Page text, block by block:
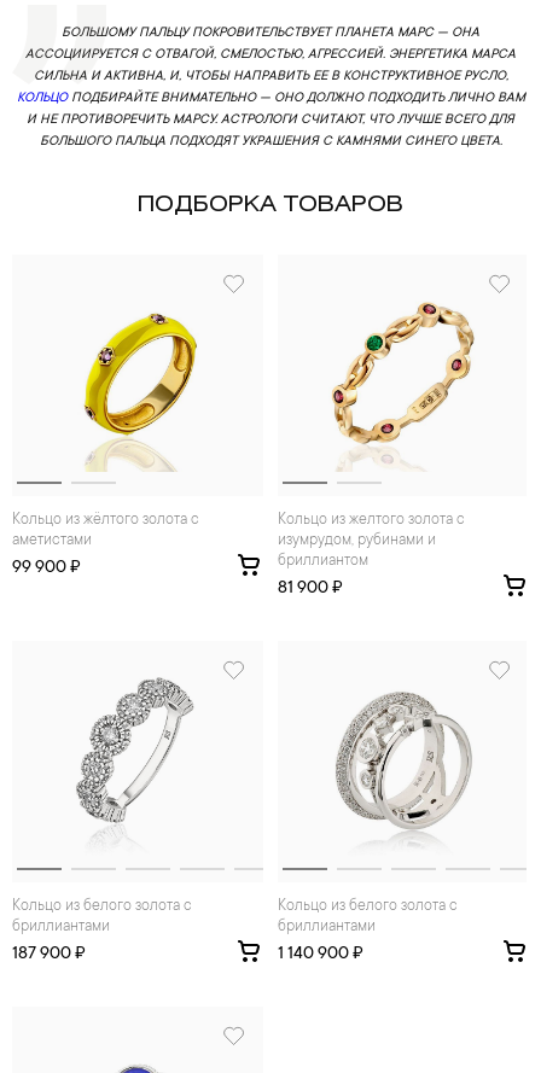
БОЛЬШОМУ ПАЛЬЦУ ПОКРОВИТЕЛЬСТВУЕТ ПЛАНЕТА МАРС — ОНА
АССОЦИИРУЕТСЯ С ОТВАГОЙ, СМЕЛОСТЬЮ, АГРЕССИЕЙ. ЭНЕРГЕТИКА МАРСА
СИЛЬНА И АКТИВНА, И, ЧТОБЫ НАПРАВИТЬ ЕЕ В КОНСТРУКТИВНОЕ РУСЛО,
КОЛЬЦОПОДБИРАЙТЕ ВНИМАТЕЛЬНО — ОНО ДОЛЖНО ПОДХОДИТЬ ЛИЧНО ВАМ
И НЕ ПРОТИВОРЕЧИТЬ МАРСУ. АСТРОЛОГИ СЧИТАЮТ, ЧТО ЛУЧШЕ ВСЕГО ДЛЯ
БОЛЬШОГО ПАЛЬЦА ПОДХОДЯТ УКРАШЕНИЯ С КАМНЯМИ СИНЕГО ЦВЕТА.
ПОДБОРКА ТОВАРОВ
Кольцо из жёлтого золота с
аметистами
99 900 ₽
Кольцо из желтого золота с
изумрудом, рубинами и
бриллиантом
81 900 ₽
Кольцо из белого золота с
бриллиантами
187 900 ₽
Кольцо из белого золота с
бриллиантами
1 140 900 ₽